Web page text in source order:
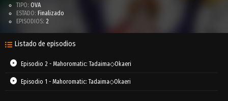
TIPO: OVA
ESTADO: Finalizado
EPISODIOS: 2
Listado de episodios
Episodio 2 - Mahoromatic: Tadaima◇Okaeri
Episodio 1 - Mahoromatic: Tadaima◇Okaeri